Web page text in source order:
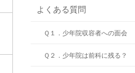
よくある質問
Ｑ１．少年院収容者への面会
Ｑ２．少年院は前科に残る？